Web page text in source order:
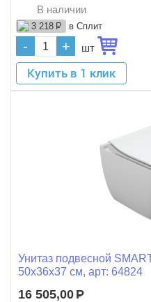
В наличии
3 218 Р в Сплит
- + шт
Купить в 1 клик
Унитаз подвесной
50x36x37 см, арт: 64824
16 505,00 Р